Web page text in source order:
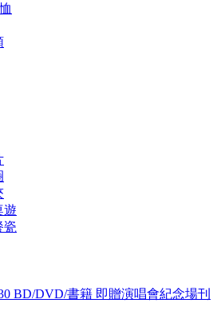
遊
瓷
BD/DVD/書籍 即贈演唱會紀念場刊